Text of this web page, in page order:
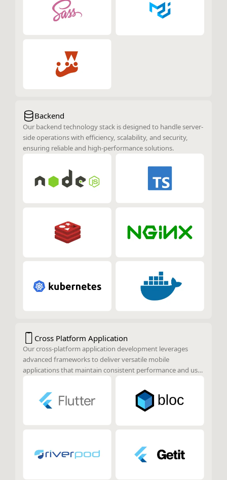
Backend
Our backend technology stack is designed to handle server-
side operations with efficiency, scalability, and security,
ensuring reliable and high-performance solutions.
Cross Platform Application
Our cross-platform application development leverages
advanced frameworks to deliver versatile mobile
applications that maintain consistent performance and user
frameworks, we ensure that applications are highly
performant, visually appealing, and reliable, regardless of
the platform on which they are deployed.